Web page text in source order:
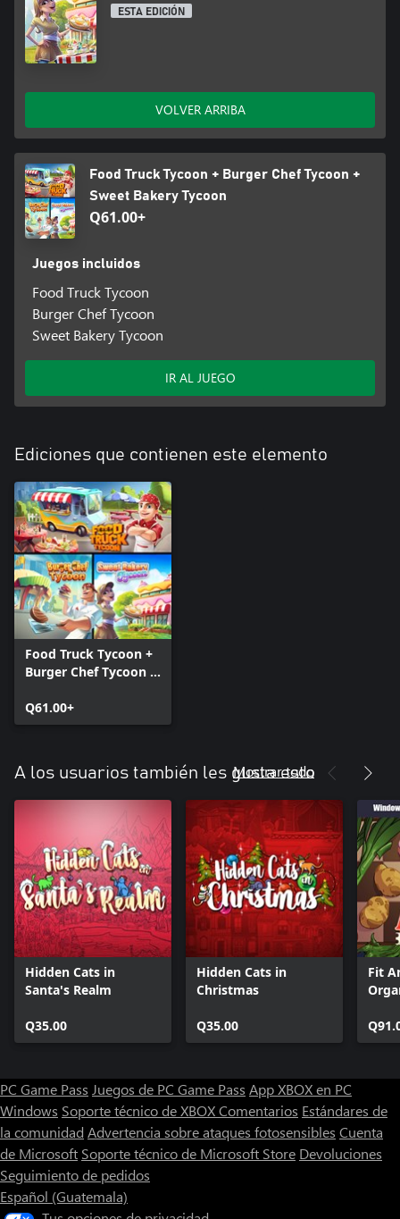
ESTA EDICIÓN
VOLVER ARRIBA
Food Truck Tycoon + Burger Chef Tycoon +
Sweet Bakery Tycoon
Q61.00+
Juegos incluidos
Food Truck Tycoon
Burger Chef Tycoon
Sweet Bakery Tycoon
IR AL JUEGO
Ediciones que contienen este elemento
Food Truck Tycoon +
Burger Chef Tycoon +
Q61.00+
A los usuarios también les gusta esto
Mostrar todo
Hidden Cats in
Santa's Realm
Q35.00
Hidden Cats in
Christmas
Q35.00
Fit
PC Game Pass Juegos de PC Game Pass App XBOX en PC
Windows Soporte técnico de XBOXComentarios Estándares de
la comunidad Advertencia sobre ataques fotosensibles Cuenta
de Microsoft Soporte técnico de Microsoft Store Devoluciones
Seguimiento de pedidos
Español (Guatemala)